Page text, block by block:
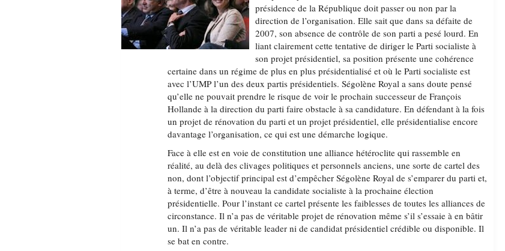
présidence de la République doit passer ou non par la
direction de l’organisation. Elle sait que dans sa défaite de
2007, son absence de contrôle de son parti a pesé lourd. En
liant clairement cette tentative de diriger le Parti socialiste à
son projet présidentiel, sa position présente une cohérence
certaine dans un régime de plus en plus présidentialisé et où le Parti socialiste est
avec l’UMP l’un des deux partis présidentiels. Ségolène Royal a sans doute pensé
qu’elle ne pouvait prendre le risque de voir le prochain successeur de François
Hollande à la direction du parti faire obstacle à sa candidature. En défendant à la fois
un projet de rénovation du parti et un projet présidentiel, elle présidentialise encore
davantage l’organisation, ce qui est une démarche logique.
Face à elle est en voie de constitution une alliance hétéroclite qui rassemble en
réalité, au delà des clivages politiques et personnels anciens, une sorte de cartel des
non, dont l’objectif principal est d’empêcher Ségolène Royal de s’emparer du parti et,
à terme, d’être à nouveau la candidate socialiste à la prochaine élection
présidentielle. Pour l’instant ce cartel présente les faiblesses de toutes les alliances de
circonstance. Il n’a pas de véritable projet de rénovation même s’il s’essaie à en bâtir
un. Il n’a pas de véritable leader ni de candidat présidentiel crédible ou disponible. Il
se bat en contre.